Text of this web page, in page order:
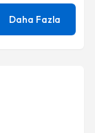
Daha Fazla